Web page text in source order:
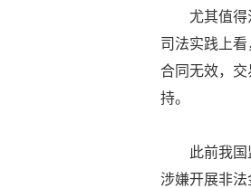
尤其值得
司法实践上
合同无效，
持。
此前我
涉嫌开展非